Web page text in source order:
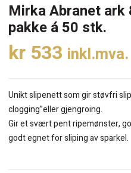
Mirka Abranet ark
pakke á 50 stk.
kr 533 inkl.mva.
Unikt slipenett som gir støvfri
clogging”eller gjengroing.
Gir et svært pent ripemønster,
godt egnet for sliping av sparkel.